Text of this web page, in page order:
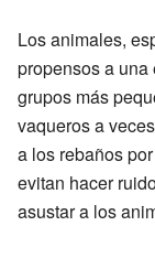
Los animales,
propensos a
grupos más
vaqueros a
a los rebaños
evitan hacer
asustar a los